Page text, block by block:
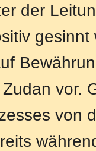
der
vor.
von